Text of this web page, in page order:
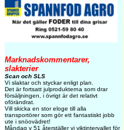
Marknadskommentarer,
slakterier
Scan och SLS
Vi slaktar och styckar enligt plan.
Det är fortsatt julprodukterna som drar
försäljningen, i övrigt är det relativt
oförändrat.
Vill skicka en stor eloge till alla
transportörer som gör ett fantastiskt jobb
ute i snöovädret!
Måndag v 51 återställer vi viktintervallet för